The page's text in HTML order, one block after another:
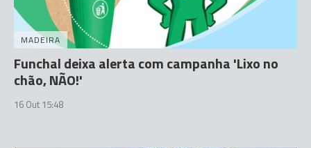
MADEIRA
Funchal deixa alerta com campanha 'Lixo no
chão, NÃO!'
16 Out 15:48